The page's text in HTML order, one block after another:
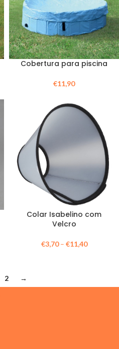
Cobertura para piscina
€11,90
Colar Isabelino com
Velcro
€3,70– €11,40
2
→